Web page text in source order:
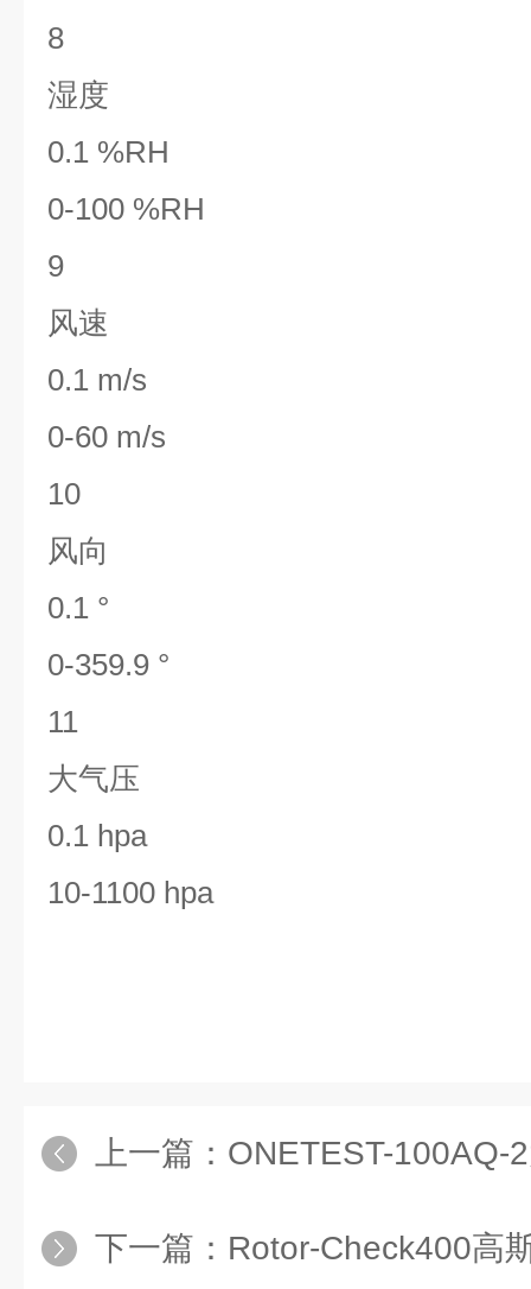
8
湿度
0.1 %RH
0-100 %RH
9
风速
0.1 m/s
0-60 m/s
10
风向
0.1 °
0-359.9 °
11
大气压
0.1 hpa
10-1100 hpa
上一篇： ONETEST-100AQ-2
下一篇： Rotor-Check400高